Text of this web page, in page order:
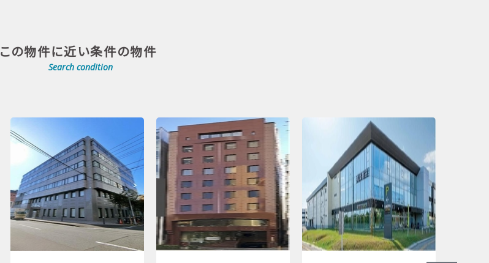
この物件に近い条件の物件
Search condition